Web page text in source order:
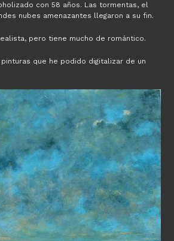
con 58 años. Las tormentas, el
nubes amenazantes llegaron a su fin.
pero tiene mucho de romántico.
pinturas que he podido digitalizar de un